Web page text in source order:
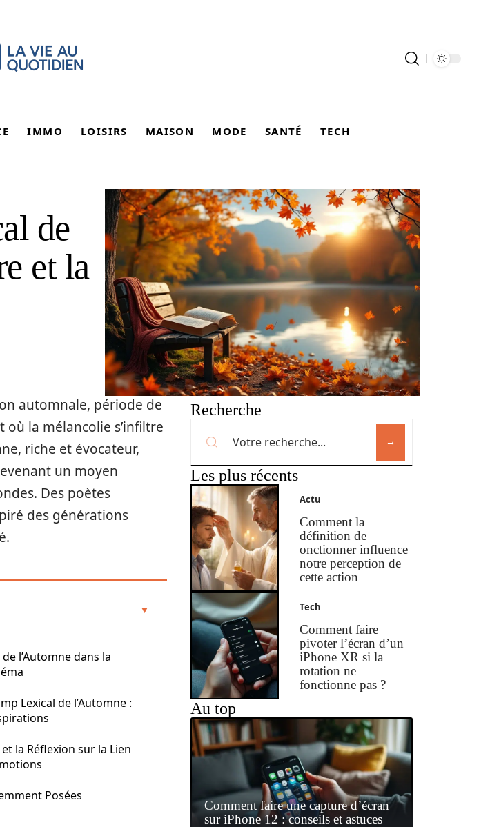
IMMO LOISIRS MAISON MODE SANTÉ TECH
de
et la
automnale, période de
la mélancolie s’infiltre
riche et évocateur,
un moyen
Des poètes
des générations
l’Automne dans la
Lexical de l’Automne :
la Réflexion sur la Lien
Posées
Recherche
Les plus récents
Actu
Comment la
définition de
onctionner influence
notre perception de
cette action
Tech
Comment faire
pivoter l’écran d’un
iPhone XR si la
rotation ne
fonctionne pas ?
Au top
Comment faire une capture d’écran
sur iPhone 12 : conseils et astuces